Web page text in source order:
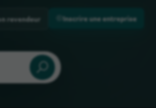
revendeur Inscrire une entreprise